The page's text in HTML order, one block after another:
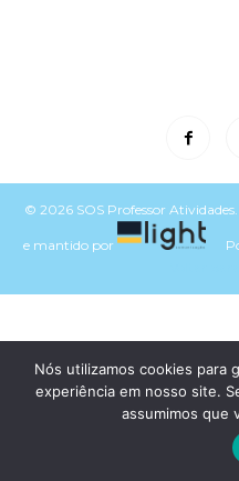
© 2026 SOS Professor
e mantido por
Nós utilizamos cookies para
experiência em nosso site.
assumimos que